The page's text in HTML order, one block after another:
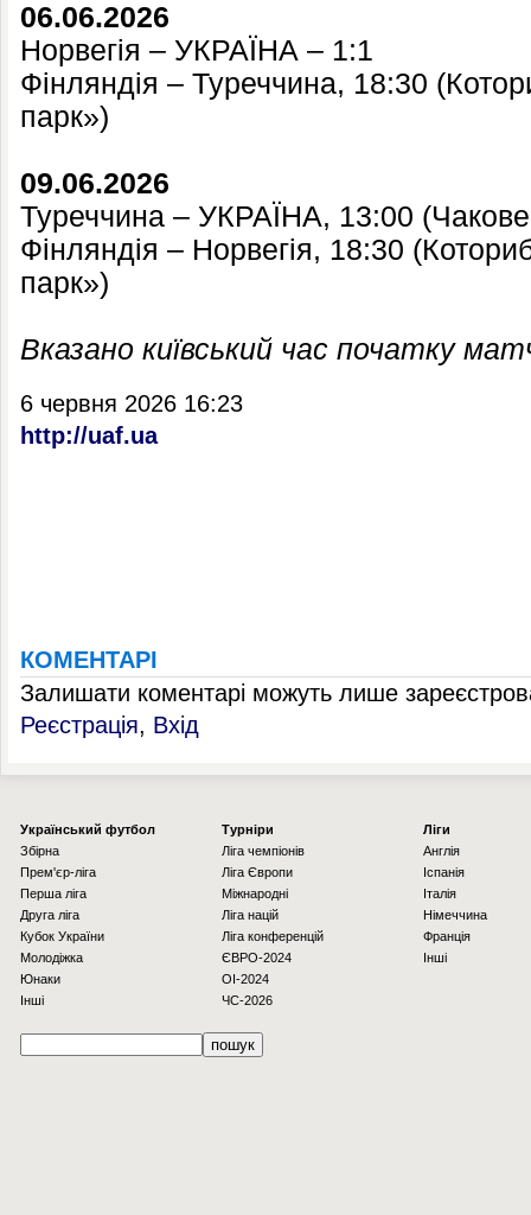
06.06.2026
Норвегія – УКРАЇНА – 1:1
Фінляндія – Туреччина, 18:30
парк»)
09.06.2026
Туреччина – УКРАЇНА, 13:00
Фінляндія – Норвегія, 18:30
парк»)
Вказано київський час початку
6 червня 2026 16:23
http://uaf.ua
КОМЕНТАРІ
Залишати коментарі можуть лише
Реєстрація, Вхід
Українcький футбол
Збірна
Прем'єр-ліга
Перша ліга
Друга ліга
Кубок України
Молодіжка
Юнаки
Інші
Турніри
Ліга чемпіонів
Ліга Європи
Міжнародні
Ліга націй
Ліга конференцій
ЄВРО-2024
OI-2024
ЧС-2026
Ліги
Англія
Іспанія
Італія
Німеччина
Франція
Інші